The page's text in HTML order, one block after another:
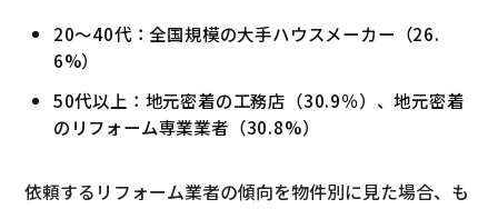
20～40代：全国規模の大手ハウスメーカー（26.
6%）
50代以上：地元密着の⼯務店（30.9％）、地元密着
のリフォーム専業業者（30.8%）
依頼するリフォーム業者の傾向を物件別に見た場合、も